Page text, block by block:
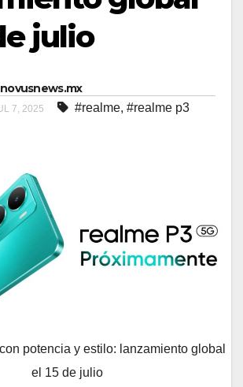
julio
novusnews.mx
7, 2025 #realme, #realme p3
potencia y estilo: lanzamiento global
el 15 de julio